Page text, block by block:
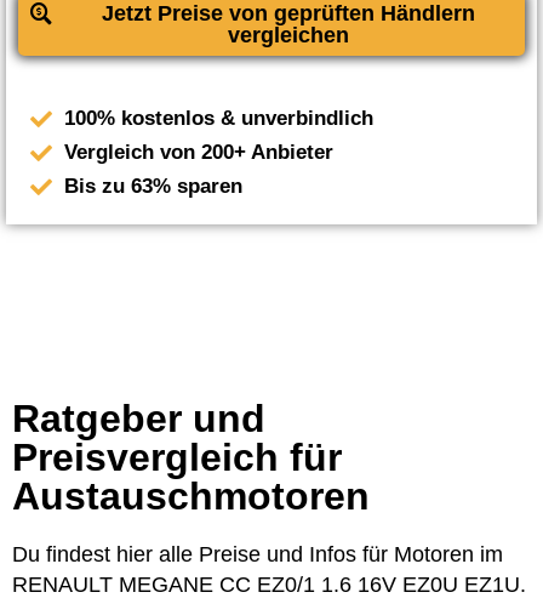
Jetzt Preise von geprüften Händlern
vergleichen
100% kostenlos & unverbindlich
Vergleich von 200+ Anbieter
Bis zu 63% sparen
Ratgeber und
Preisvergleich für
Austauschmotoren
Du findest hier alle Preise und Infos für Motoren im
RENAULT MEGANE CC EZ0/1 1.6 16V EZ0U EZ1U.